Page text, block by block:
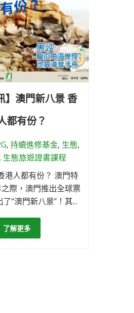
】澳門新八景 香
都有份？
,持續進修基金, 生態,
生態旅遊證書課程
港人都有份？ 澳門特
際，澳門推出全球票
“澳門新八景”！其...
了解更多